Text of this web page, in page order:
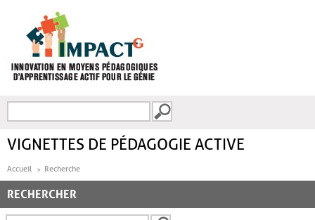
FORMULAIRE DE
VIGNETTES DE PÉDAGOGIE ACTIVE
Accueil Recherche
RECHERCHER